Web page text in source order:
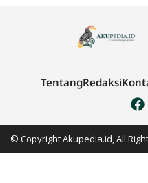
TentangRedaksi
© Copyright Akupedia.id, All